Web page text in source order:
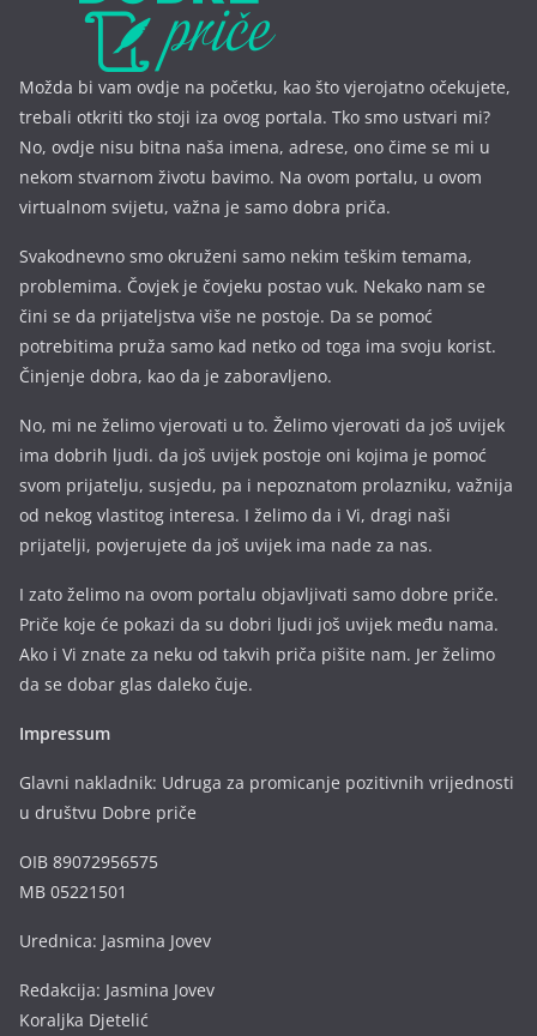
Možda bi vam ovdje na početku, kao što vjerojatno očekujete,
trebali otkriti tko stoji iza ovog portala. Tko smo ustvari mi?
No, ovdje nisu bitna naša imena, adrese, ono čime se mi u
nekom stvarnom životu bavimo. Na ovom portalu, u ovom
virtualnom svijetu, važna je samo dobra priča.
Svakodnevno smo okruženi samo nekim teškim temama,
problemima. Čovjek je čovjeku postao vuk. Nekako nam se
čini se da prijateljstva više ne postoje. Da se pomoć
potrebitima pruža samo kad netko od toga ima svoju korist.
Činjenje dobra, kao da je zaboravljeno.
No, mi ne želimo vjerovati u to. Želimo vjerovati da još uvijek
ima dobrih ljudi. da još uvijek postoje oni kojima je pomoć
svom prijatelju, susjedu, pa i nepoznatom prolazniku, važnija
od nekog vlastitog interesa. I želimo da i Vi, dragi naši
prijatelji, povjerujete da još uvijek ima nade za nas.
I zato želimo na ovom portalu objavljivati samo dobre priče.
Priče koje će pokazi da su dobri ljudi još uvijek među nama.
Ako i Vi znate za neku od takvih priča pišite nam. Jer želimo
da se dobar glas daleko čuje.
Impressum
Glavni nakladnik: Udruga za promicanje pozitivnih vrijednosti
u društvu Dobre priče
OIB 89072956575
MB 05221501
Urednica: Jasmina Jovev
Redakcija: Jasmina Jovev
Koraljka Djetelić